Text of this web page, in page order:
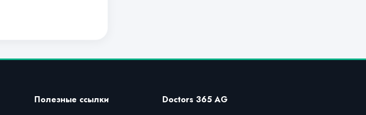
Полезные ссылки Doctors 365 AG